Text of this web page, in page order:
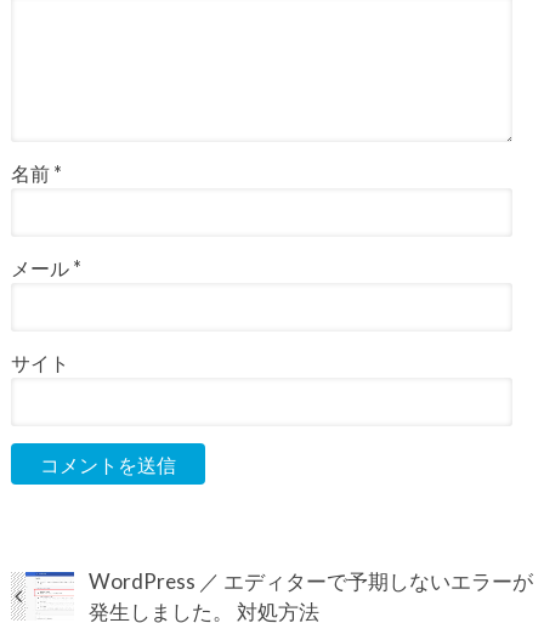
名前 *
メール *
サイト
WordPress ／ エディターで予期しないエラーが
発生しました。 対処方法